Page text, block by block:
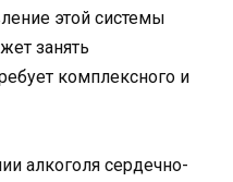
этой системы
занять
комплексного и
алкоголя сердечно-